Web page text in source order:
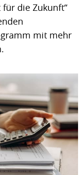
die Zukunft“
mit mehr